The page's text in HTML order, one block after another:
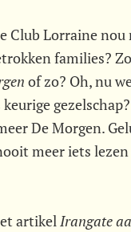
Club Lorraine
families?
of zo? Oh, nu
De Morgen.
meer iets
artikel Irangate